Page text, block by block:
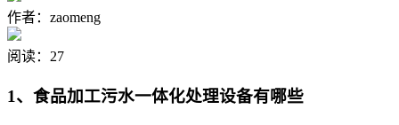
作者：zaomeng
阅读：27
1、食品加工污水一体化处理设备有哪些